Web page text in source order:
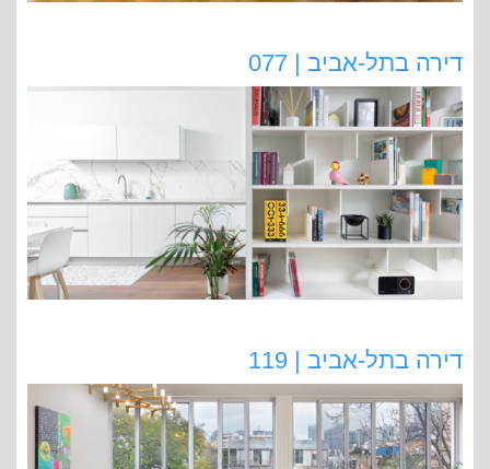
דירה בתל-אביב | 077
דירה בתל-אביב | 119